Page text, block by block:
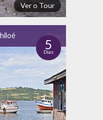
Ver o Tour
5
Dias